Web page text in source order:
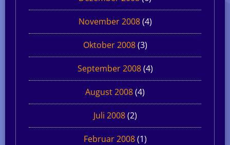
November 2008(4)
Oktober 2008(3)
September 2008(4)
August 2008(4)
Juli 2008(2)
Februar 2008(1)